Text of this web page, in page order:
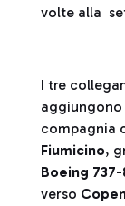
volte alla
I tre
aggiungono
compagnia
Fiumicino,
Boeing
verso